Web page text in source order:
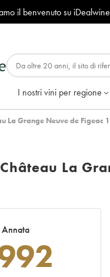
il benvenuto su
I nostri vini per regione
La Grange Neuve de Figeac
Château La
Annata